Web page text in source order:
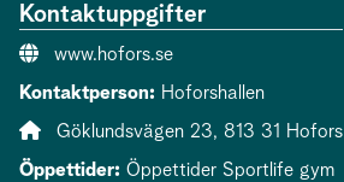
Kontaktuppgifter
Webbsida:
www.hofors.se
Kontaktperson: Hoforshallen
Adress:
Göklundsvägen 23, 813 31 Hofors
Öppettider: Öppettider Sportlife gym